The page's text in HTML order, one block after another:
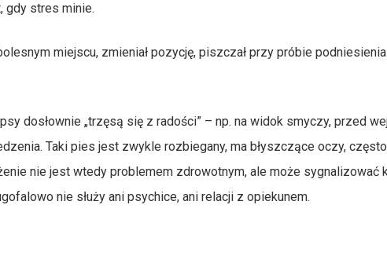
gdy stres minie.
miejscu, zmieniał pozycję, piszczał przy próbie
dosłownie „trzęsą się z radości” – np. na widok smyczy, przed
Taki pies jest zwykle rozbiegany, ma błyszczące oczy, często
nie jest wtedy problemem zdrowotnym, ale może sygnalizować
nie służy ani psychice, ani relacji z opiekunem.